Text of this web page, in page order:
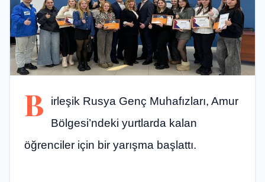
B
irleşik Rusya Genç Muhafızları, Amur
Bölgesi’ndeki yurtlarda kalan
öğrenciler için bir yarışma başlattı.